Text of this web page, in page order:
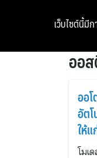
ออ
ออ
อัต
ให้
ขอ
โมเ
เว็บไซต์นี้มี